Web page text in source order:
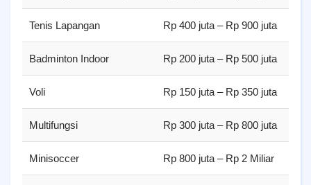
Tenis Lapangan Rp 400 juta – Rp 900 juta
Badminton Indoor Rp 200 juta – Rp 500 juta
Voli Rp 150 juta – Rp 350 juta
Multifungsi Rp 300 juta – Rp 800 juta
Minisoccer Rp 800 juta – Rp 2 Miliar